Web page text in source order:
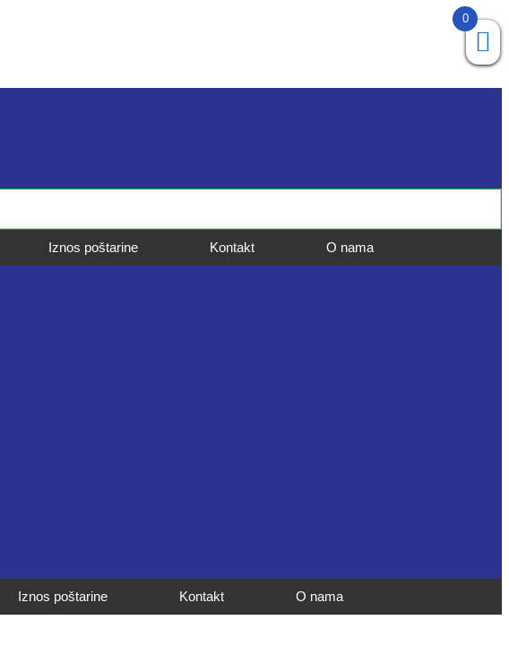
Iznos poštarine Kontakt O nama
Iznos poštarine Kontakt O nama
0